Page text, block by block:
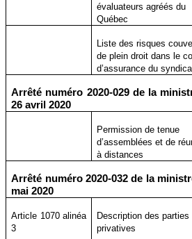
évaluateurs agréés du
Québec
Liste des risques
de plein droit dans le
d’assurance du
Arrêté numéro 2020-029 de la
26 avril 2020
Permission de tenue
d’assemblées et de
à distances
Arrêté numéro 2020-032 de la
mai 2020
Article 1070 alinéa
3
Description des parties
privatives